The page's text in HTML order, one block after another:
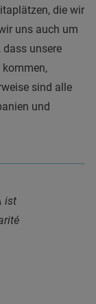
die wir
uns auch um
dass unsere
sind alle
und
ist